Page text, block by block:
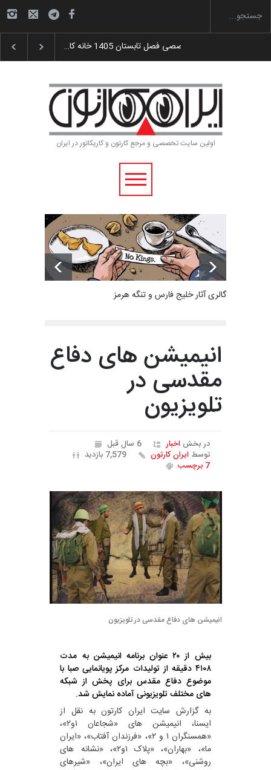
آغاز دوره‌های گزارش تصویری آیین اختتامیه و اهدای جوایز سوم…
اولین سایت تخصصی و مرجع کارتون و کاریکاتور در ایران
گالری آثار خلیج فارس و تنگه هرمز
انیمیشن های دفاع
مقدسی در
تلویزیون
در بخش اخبار
6 سال قبل
توسط ایران کارتون
7,579 بازدید
7 برچسب
انیمیشن های دفاع مقدسی در تلویزیون
بیش از ۲۰ عنوان برنامه انیمیشن به مدت
۴۱۰۸ دقیقه از تولیدات مرکز پویانمایی صبا با
موضوع دفاع مقدس برای پخش از شبکه
های مختلف تلویزیونی آماده نمایش شد.
به گزارش سایت ایران کارتون به نقل از
ایسنا، انیمیشن های «شجاعان ۱و۲»،
«همسنگران ۱ و ۲»، «فرزندان آفتاب»، «ایران
ما»، «بهاران»، «پلاک ۱و۲»، «نشانه های
روشنی»، «بچه های ایران»، «شیرهای